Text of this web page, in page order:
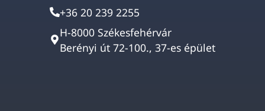
+36 20 239 2255
H-8000 Székesfehérvár
Berényi út 72-100., 37-es épület